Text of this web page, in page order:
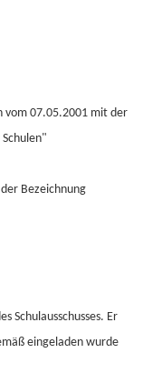
vom 07.05.2001 mit der
Bezeichnung
Schulausschusses. Er
eingeladen wurde